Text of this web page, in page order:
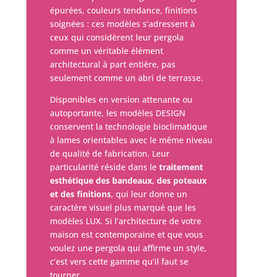
épurées, couleurs tendance, finitions
soignées : ces modèles s’adressent à
ceux qui considèrent leur pergola
comme un véritable élément
architectural à part entière, pas
seulement comme un abri de terrasse.
Disponibles en version attenante ou
autoportante, les modèles DESIGN
conservent la technologie bioclimatique
à lames orientables avec le même niveau
de qualité de fabrication. Leur
particularité réside dans le traitement
esthétique des bandeaux, des poteaux
et des finitions, qui leur donne un
caractère visuel plus marqué que les
modèles LUX. Si l’architecture de votre
maison est contemporaine et que vous
voulez une pergola qui affirme un style,
c’est vers cette gamme qu’il faut se